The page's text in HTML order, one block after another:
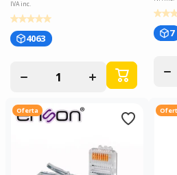
4063
cantidad
Aumentar
cantidad
para
7
Oferta